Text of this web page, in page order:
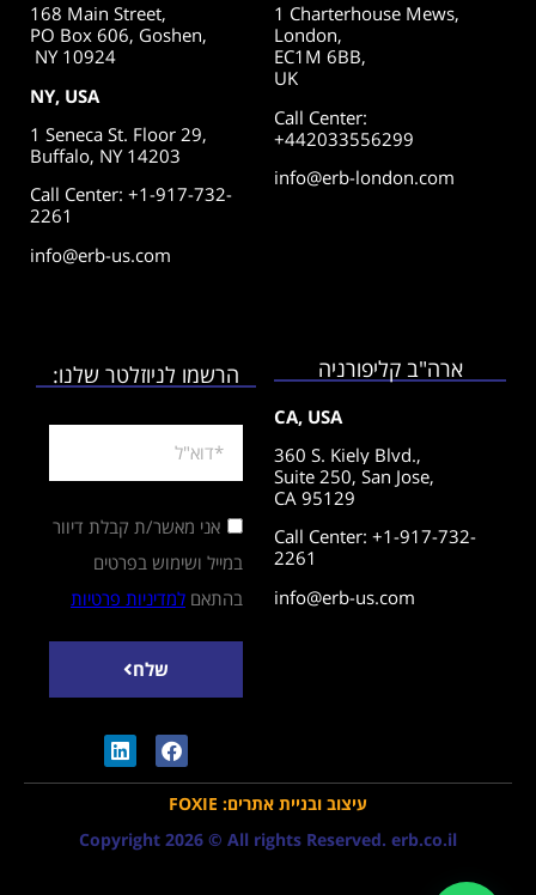
1 Charterhouse Mews,
London,
EC1M 6BB,
UK
Call Center:
+442033556299
info@erb-london.com
168 Main Street,
PO Box 606, Goshen,
NY 10924
NY, USA
1 Seneca St. Floor 29,
Buffalo, NY 14203
Call Center: +1-917-732-
2261
info@erb-us.com
ארה"ב קליפורניה
CA, USA
360 S. Kiely Blvd.,
Suite 250, San Jose,
CA 95129
Call Center: +1-917-732-
2261
info@erb-us.com
הרשמו לניוזלטר שלנו:
אני מאשר/ת קבלת דיוור
במייל ושימוש בפרטים
בהתאם למדיניות פרטיות
שלח
עיצוב ובניית אתרים: FOXIE
Copyright 2026 © All rights Reserved. erb.co.il